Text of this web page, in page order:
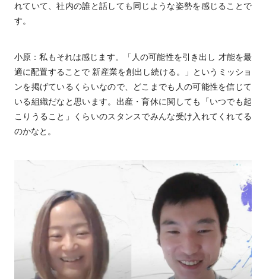
れていて、社内の誰と話しても同じような姿勢を感じることで
す。
小原：私もそれは感じます。「人の可能性を引き出し 才能を最
適に配置することで 新産業を創出し続ける。」というミッショ
ンを掲げているくらいなので、どこまでも人の可能性を信じて
いる組織だなと思います。出産・育休に関しても「いつでも起
こりうること」くらいのスタンスでみんな受け入れてくれてる
のかなと。